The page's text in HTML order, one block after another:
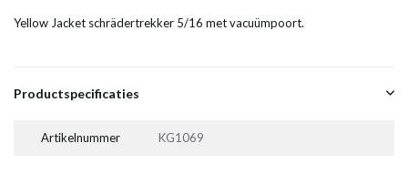
Yellow Jacket schrädertrekker 5/16 met vacuümpoort.
Productspecificaties
Artikelnummer KG1069